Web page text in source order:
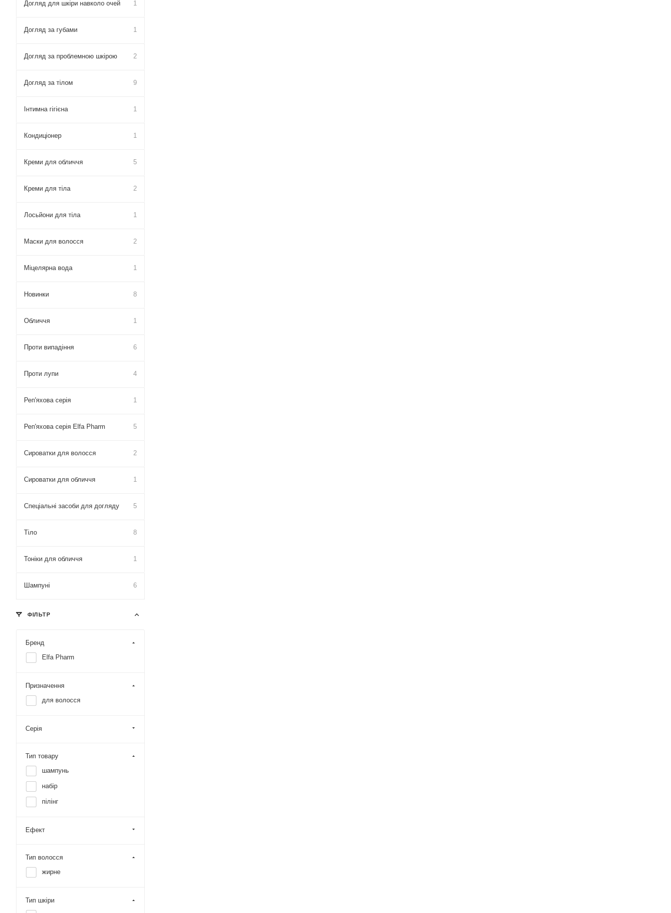
Догляд для шкіри навколо очей 1
Догляд за губами 1
Догляд за проблемною шкірою 2
Догляд за тілом 9
Інтимна гігієна 1
Кондиціонер 1
Креми для обличчя 5
Креми для тіла 2
Лосьйони для тіла 1
Маски для волосся 2
Міцелярна вода 1
Новинки 8
Обличчя 1
Проти випадіння 6
Проти лупи 4
Реп'яхова серія 1
Реп'яхова серія Elfa Pharm 5
Сироватки для волосся 2
Сироватки для обличчя 1
Спеціальні засоби для догляду 5
Тіло 8
Тоніки для обличчя 1
Шампуні 6
ФІЛЬТР
Бренд
Elfa Pharm
Призначення
для волосся
Серія
Тип товару
шампунь
набір
пілінг
Ефект
Тип волосся
жирне
Тип шкіри